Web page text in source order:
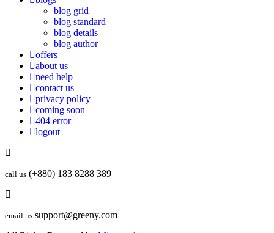
blog grid
blog standard
blog details
blog author
offers
about us
need help
contact us
privacy policy
coming soon
404 error
logout
call us (+880) 183 8288 389
email us support@greeny.com